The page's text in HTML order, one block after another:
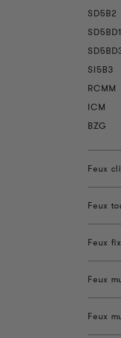
SD5B2
SD5BD1
SI5B3
RCMM
ICM
BZG
Feux
Feux
Feux
Feux
Feux